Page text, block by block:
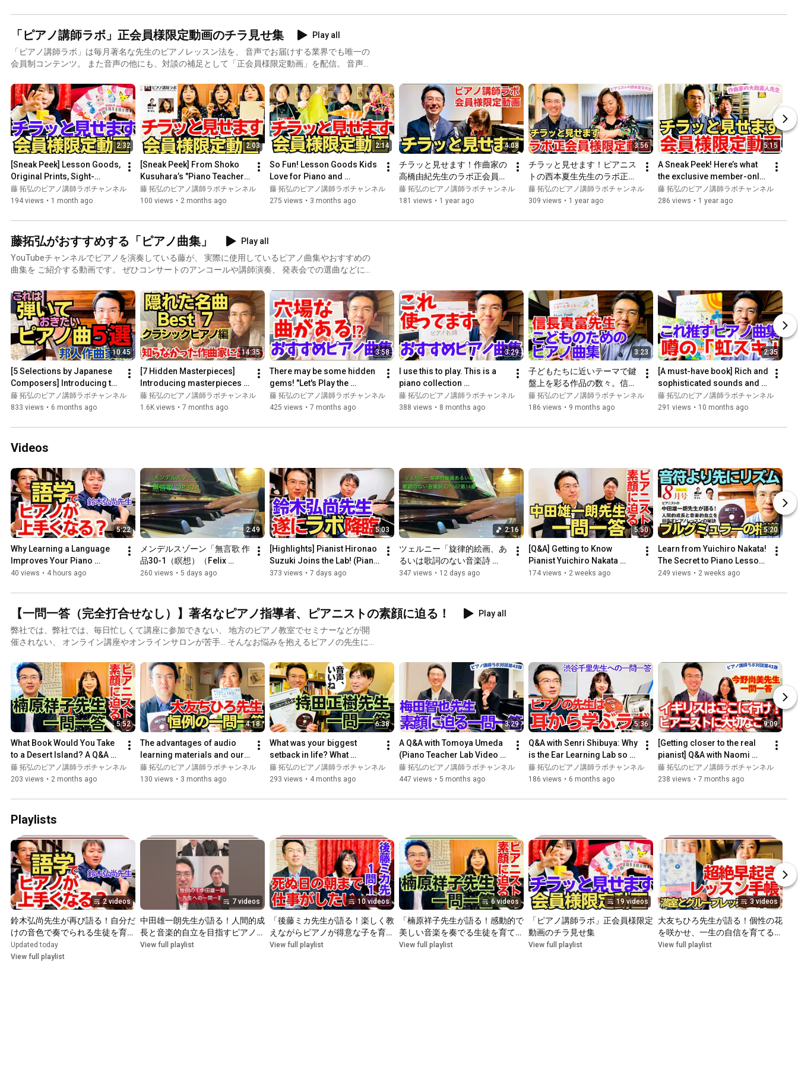
★This is the correct rhythm! A sense of rhythm and musical
https://youtu.be/2X35lF-TxWA
https://youtu.be/cnHTf7vZThE
★This is the secret to relaxation! Play as if your shoulders and
https://youtu.be/OhsSKmYdPSM
Incidentally, if you join "Piano Instructor Lab," you can purchase
an audio interview with Mr. Shohei Sekimoto. It's convenient to
listen to on your smartphone during your free time.
Please take this opportunity to start a new learning journey.
━━━━━━━━━━━━━━━
━━━━━━━━━━━━━━━
This channel delivers information that can be used in lessons
starting today, for piano teachers nationwide.
Our company, Leeramusica Co., Ltd., has the philosophy of:
"Everything is for the sake of the students."
Our role as piano instructors is to impart the skills to live to the
children who will bear the future of society.
Therefore, at our "Piano Instructor Lab," we deliver only truly
useful information so that you can approach your daily lessons
with confidence, pride, and peace of mind in your piano
teaching.
Our philosophy remains unchanged in operating this channel.
If teachers who watch this can use these tips in their lessons
starting today, and if even small improvements bring smiles to
"Everything is for the sake of the students."
We hope you will find this useful.
https://www.pianoconsul.com/labo/
Also, Takuhiro Fujii's email newsletter, subscribed to by 5,000
piano teachers, is delivered every Saturday morning.
It includes stories to boost your lesson motivation, and a section
introducing books and piano instruction manuals, so we would
be delighted if you would register.
━━━━━━━━━━━━━━━
●Books by Takuhiro To (11 books published to date, the
https://www.pianoconsul.com/medias/
●"Helpful Lesson Planner for Piano Teachers!" supervised by
https://www.ymm.co.jp/feature/lesson2...
https://www.instagram.com/piano_teach...
「ピアノ講師ラボ」正会員様限定動画のチラ見せ集
Play all
「ピアノ講師ラボ」は毎月著名な先生のピアノレッスン法を、 音声でお届けする業界でも唯一の
会員制コンテンツ。 また音声の他にも、対談の補足として「正会員様限定動画」を配信。 音声だ
けしています。 「ピアノ講師ラボ」の会員様だけが視聴できる、 超限定の有料級の動画となりま
す。 こちらは新規ご入会の先生も、さかのぼって 限定動画を視聴いただけますので、 ご覧になり
たい先生はぜひご入会ください。 ★「ピアノ講師ラボ」正会員様限定動画公開ページ
https://www.pianoconsul.com/labochannel/ （正会員様は「マイページ」にログインしてご覧く
ださい） ★「ピアノ講師ラボ」の詳細はこちら https://www.pianoconsul.com/labo/
2:32
[Sneak Peek] Lesson Goods,
Original Prints, Sight-
reading Time Cards, and
Poke-Cards
藤 拓弘のピアノ講師ラボチャンネル
194 views • 1 month ago
2:03
[Sneak Peek] From Shoko
Kusuhara’s "Piano Teacher
Lab Member-Only Video"
(Piano Teacher Lab Video...
藤 拓弘のピアノ講師ラボチャンネル
100 views • 2 months ago
2:14
So Fun! Lesson Goods Kids
Love for Piano and
Eurhythmics (A Sneak Peek
from the Lab Member-
藤 拓弘のピアノ講師ラボチャンネル
275 views • 3 months ago
4:08
チラッと見せます！作曲家の
高橋由紀先生のラボ正会員様
限定動画（ピアノ講師ラボ動
画対談vol.211）#ピアノ講師
藤 拓弘のピアノ講師ラボチャンネル
181 views • 1 year ago
3:56
チラッと見せます！ピアニス
トの西本夏生先生のラボ正会
員様限定動画（ピアノ講師ラ
ボ動画対談vol.206）#ピアノ
藤 拓弘のピアノ講師ラボチャンネル
309 views • 1 year ago
5:15
A Sneak Peek! Here’s what
the exclusive member-only
video with Naoto Omasa
looks like (Piano Teac...
藤 拓弘のピアノ講師ラボチャンネル
286 views • 1 year ago
藤拓弘がおすすめする「ピアノ曲集」
Play all
YouTubeチャンネルでピアノを演奏している藤が、 実際に使用しているピアノ曲集やおすすめの
曲集を ご紹介する動画です。 ぜひコンサートのアンコールや講師演奏、 発表会での選曲などにご
10:45
[5 Selections by Japanese
Composers] Introducing the
must-play piano pieces with
live performance...
藤 拓弘のピアノ講師ラボチャンネル
833 views • 6 months ago
14:35
[7 Hidden Masterpieces]
Introducing masterpieces
by composers you may not
have known about, with ...
藤 拓弘のピアノ講師ラボチャンネル
1.6K views • 7 months ago
3:58
There may be some hidden
gems! "Let's Play the
Romantic School (Ongaku
No Tomosha)" by Takuhiro
藤 拓弘のピアノ講師ラボチャンネル
425 views • 7 months ago
3:29
I use this to play. This is a
piano collection
recommended by Takuhiro
Fuji, who has introduced 8...
藤 拓弘のピアノ講師ラボチャンネル
388 views • 8 months ago
3:23
子どもたちに近いテーマで鍵
盤上を彩る作品の数々。信長
貴富「こどものためのピアノ
曲集　スタートダッシュ（カ
めのピアノ曲集⑭#ピアノ講
藤 拓弘のピアノ講師ラボチャンネル
186 views • 9 months ago
2:35
[A must-have book] Rich and
sophisticated sounds and
melodies. Yuki Takahashi's
"Piano Collection...
藤 拓弘のピアノ講師ラボチャンネル
291 views • 10 months ago
Videos
5:22
Why Learning a Language
Improves Your Piano
Playing: A Dramatic Student
40 views • 4 hours ago
2:49
メンデルスゾーン「無言歌 作
品30-1（瞑想）（Felix
Mendelssohn Lieder ohne
拓弘）#メンデルスゾーン#
八ヶ岳
260 views • 5 days ago
5:03
[Highlights] Pianist Hironao
Suzuki Joins the Lab! (Piano
Teacher Lab Video Interview
373 views • 7 days ago
2:16
ツェルニー「旋律的絵画、あ
るいは歌詞のない音楽詩
Op.667 第14番」（Carl
奏 藤 拓弘）#ツェルニー #八
ヶ岳
347 views • 12 days ago
5:50
[Q&A] Getting to Know
Pianist Yuichiro Nakata
(Piano Teacher Lab Video
174 views • 2 weeks ago
5:20
Learn from Yuichiro Nakata!
The Secret to Piano Lessons
That Foster Child
249 views • 2 weeks ago
【一問一答（完全打合せなし）】著名なピアノ指導者、ピアニストの素顔に迫る！
Play all
弊社では、弊社では、毎日忙しくて講座に参加できない、 地方のピアノ教室でセミナーなどが開
催されない、 オンライン講座やオンラインサロンが苦手… そんなお悩みを抱えるピアノの先生に
す。 https://www.pianoconsul.com/labo/ この音声教材の補足としてお届けしているのが、 「正会
員様限定動画」です。 ただ、せっかく著名な先生との対談動画を収録していますので、 一般の先
生にもご覧いただきたく、一般公開動画をアップ。 その中で、特に人気の「一問一答」動画がこ
ちらです。 著名なピアノの先生、第一線でご活躍のピアニストの方は、 何が好きで、ふだん何を
考えて生活していらっしゃるのか。 そんな素顔に迫るこの「一問一答」ぜひご覧ください。
5:52
What Book Would You Take
to a Desert Island? A Q&A
Revealing the True
Personality of a Pianist [S...
藤 拓弘のピアノ講師ラボチャンネル
203 views • 2 months ago
4:18
The advantages of audio
learning materials and our
regular Q&A! (Piano
Instructor Lab Video Inter...
藤 拓弘のピアノ講師ラボチャンネル
130 views • 3 months ago
6:38
What was your biggest
setback in life? What
lessons did you learn from
your mentor? A Q&A with
藤 拓弘のピアノ講師ラボチャンネル
293 views • 4 months ago
3:29
A Q&A with Tomoya Umeda
(Piano Teacher Lab Video
Interview Vol. 252)
#PianoTeacherLab
藤 拓弘のピアノ講師ラボチャンネル
447 views • 5 months ago
5:36
Q&A with Senri Shibuya: Why
is the Ear Learning Lab so
good? (Piano Teacher Lab
Video Discussion ...
藤 拓弘のピアノ講師ラボチャンネル
186 views • 6 months ago
9:09
[Getting closer to the real
pianist] Q&A with Naomi
Konno, who studied in the
UK for six years (P...
藤 拓弘のピアノ講師ラボチャンネル
238 views • 7 months ago
Playlists
2 videos
鈴木弘尚先生が再び語る！自分だ
けの音色で奏でられる生徒を育て
る秘訣
Updated today
View full playlist
7 videos
中田雄一朗先生が語る！人間的成
長と音楽的自立を目指すピアノレ
ッスンの秘訣
View full playlist
10 videos
「後藤ミカ先生が語る！楽しく教
えながらピアノが得意な子を育て
るピアノ指導の秘訣」2026年7月
View full playlist
6 videos
「楠原祥子先生が語る！感動的で
美しい音楽を奏でる生徒を育てる
ピアノ指導の秘訣」2026年6月号
View full playlist
19 videos
「ピアノ講師ラボ」正会員様限定
動画のチラ見せ集
View full playlist
3 videos
大友ちひろ先生が語る！個性の花
を咲かせ、一生の自信を育てるピ
アノ指導の秘訣（2026年5月号）
View full playlist